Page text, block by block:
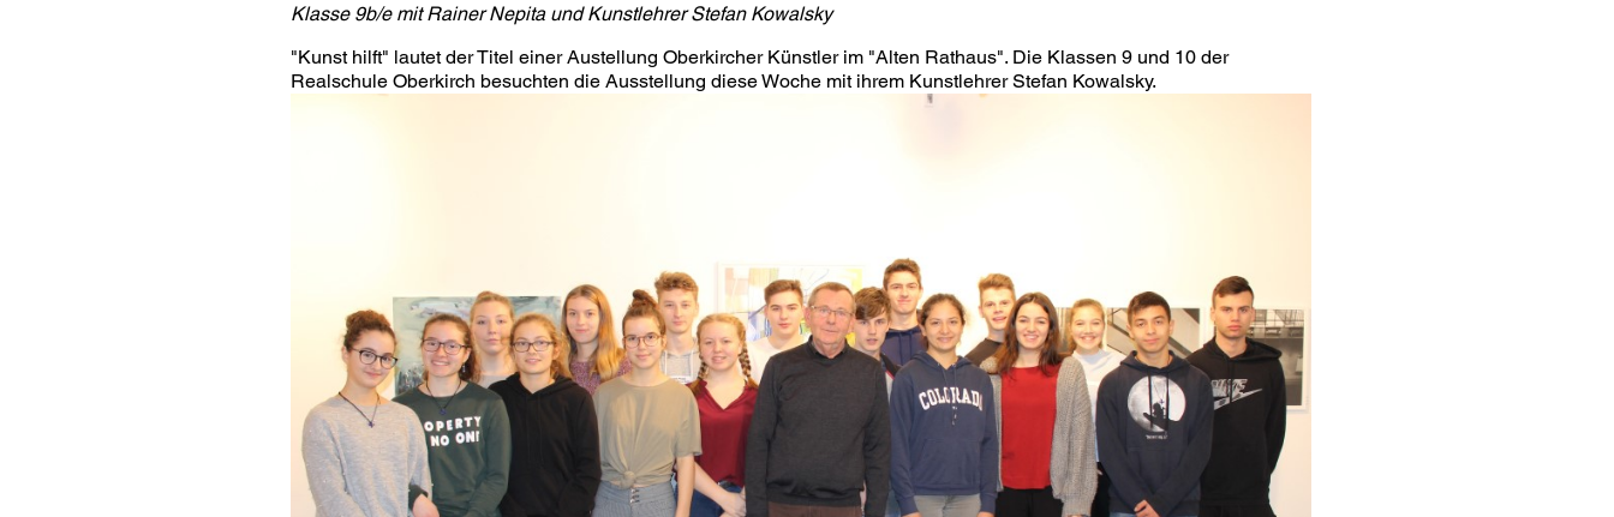
Klasse 9b/e mit Rainer Nepita und Kunstlehrer Stefan Kowalsky
"Kunst hilft" lautet der Titel einer Austellung Oberkircher Künstler im "Alten Rathaus". Die Klassen 9 und 10 der
Realschule Oberkirch besuchten die Ausstellung diese Woche mit ihrem Kunstlehrer Stefan Kowalsky.